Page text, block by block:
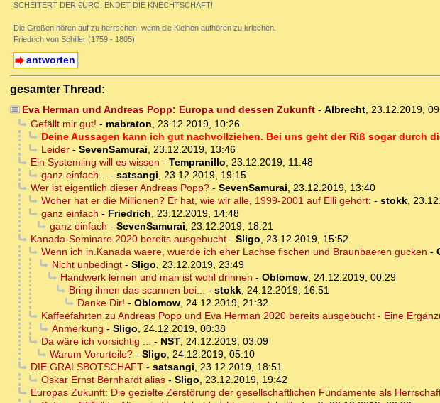
SCHEITERT DER €URO, ENDET DIE KNECHTSCHAFT!
Die Großen hören auf zu herrschen, wenn die Kleinen aufhören zu kriechen.
Friedrich von Schiller (1759 - 1805)
antworten
gesamter Thread:
Eva Herman und Andreas Popp: Europa und dessen Zukunft- Albrecht, 23.12.2019,
Gefällt mir gut! - mabraton
23.12.2019, 10:26
Deine Aussagen kann ich gut nachvollziehen. Bei uns geht der Riß sogar durch
Leider- SevenSamurai
23.12.2019, 13:46
Ein Systemling will es wissen - Tempranillo
23.12.2019, 11:48
ganz einfach...
- satsangi
23.12.2019, 19:15
Wer ist eigentlich dieser Andreas Popp?- SevenSamurai
23.12.2019, 13:40
Woher hat er die Millionen? Er hat, wie wir alle, 1999-2001 auf Elli gehört: - stokk,
ganz einfach - Friedrich
23.12.2019, 14:48
ganz einfach - SevenSamurai
23.12.2019, 18:21
Kanada-Seminare 2020 bereits ausgebucht- Sligo
23.12.2019, 15:52
Wenn ich in.Kanada waere, wuerde ich eher Lachse fischen und Braunbaeren gucken -
Nicht unbedingt- Sligo
23.12.2019, 23:49
Handwerk lernen und man ist wohl drinnen - Oblomow, 24.12.2019, 00:29
Bring ihnen das scannen bei...
- stokk, 24.12.2019, 16:51
Danke Dir! - Oblomow, 24.12.2019, 21:32
Kaffeefahrten zu Andreas Popp und Eva Herman 2020 bereits ausgebucht - Eine
Anmerkung - Sligo
24.12.2019, 00:38
Da wäre ich vorsichtig ...
- NST, 24.12.2019, 03:09
Warum Vorurteile?- Sligo
24.12.2019, 05:10
DIE GRALSBOTSCHAFT- satsangi
23.12.2019, 18:51
Oskar Ernst Bernhardt alias- Sligo
23.12.2019, 19:42
Europas Zukunft: Die gezielte Zerstörung der gesellschaftlichen Fundamente als